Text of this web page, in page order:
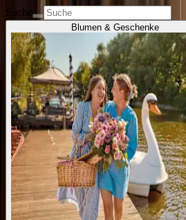
Suche
Blumen & Geschenke